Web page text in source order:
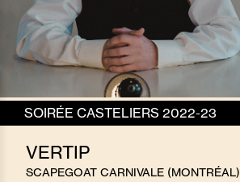
SOIRÉE CASTELIERS 2022-23
VERTIP
SCAPEGOAT CARNIVALE (MONTRÉAL)